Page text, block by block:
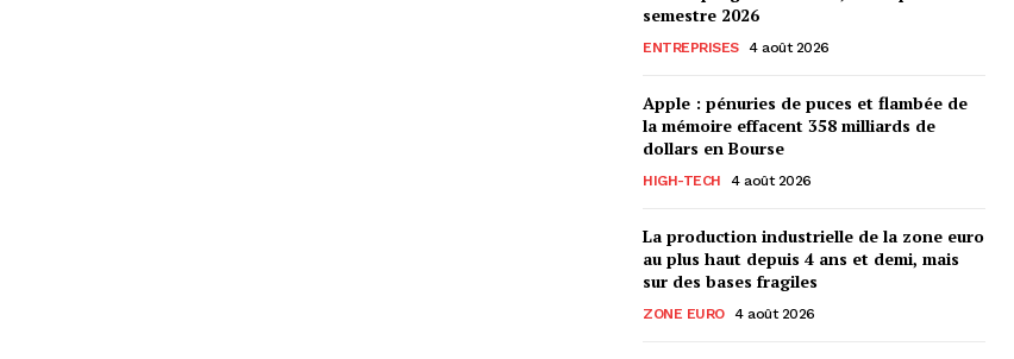
semestre 2026
ENTREPRISES 4 août 2026
Apple : pénuries de puces et flambée de
la mémoire effacent 358 milliards de
dollars en Bourse
HIGH-TECH 4 août 2026
La production industrielle de la zone euro
au plus haut depuis 4 ans et demi, mais
sur des bases fragiles
ZONE EURO 4 août 2026